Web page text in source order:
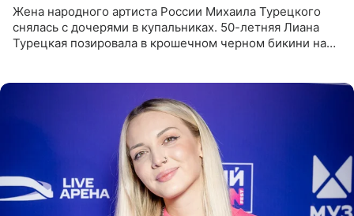
Жена народного артиста России Михаила Турецкого
снялась с дочерями в купальниках. 50-летняя Лиана
Турецкая позировала в крошечном черном бикини на